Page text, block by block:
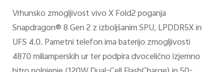
Vrhunsko zmogljivost vivo X Fold2 poganja
Snapdragon® 8 Gen 2 z izboljšanim SPU, LPDDR5X in
UFS 4.0. Pametni telefon ima baterijo zmogljivosti
4870 miliamperskih ur ter podpira dvocelično izjemno